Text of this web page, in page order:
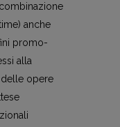
anche
promo-
alla
opere